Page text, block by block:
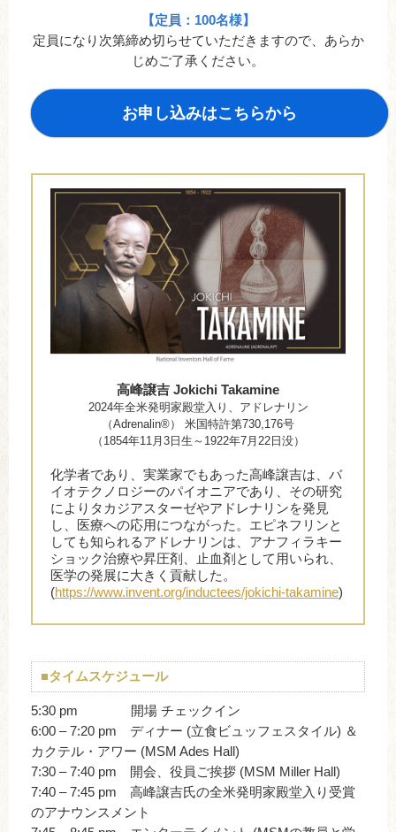
【定員：100名様】
定員になり次第締め切らせていただきますので、あらか
じめご了承ください。
お申し込みはこちらから
高峰譲吉 Jokichi Takamine
2024年全米発明家殿堂入り、アドレナリン
（Adrenalin®） 米国特許第730,176号
（1854年11月3日生～1922年7月22日没）
化学者であり、実業家でもあった高峰譲吉は、バ
イオテクノロジーのパイオニアであり、その研究
によりタカジアスターゼやアドレナリンを発見
し、医療への応用につながった。エピネフリンと
しても知られるアドレナリンは、アナフィラキー
ショック治療や昇圧剤、止血剤として用いられ、
医学の発展に大きく貢献した。
(https://www.invent.org/inductees/jokichi-takamine)
■タイムスケジュール
5:30 pm 開場 チェックイン
6:00 – 7:20 pm ディナー (立食ビュッフェスタイル) ＆
カクテル・アワー (MSM Ades Hall)
7:30 – 7:40 pm 開会、役員ご挨拶 (MSM Miller Hall)
7:40 – 7:45 pm 高峰譲吉氏の全米発明家殿堂入り受賞
のアナウンスメント